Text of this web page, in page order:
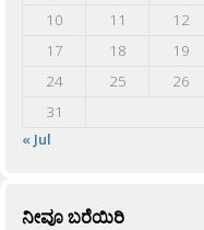
10
11 12
17
18 19
24
25 26
31
« Jul
ನೀವೂ ಬರೆಯಿರಿ